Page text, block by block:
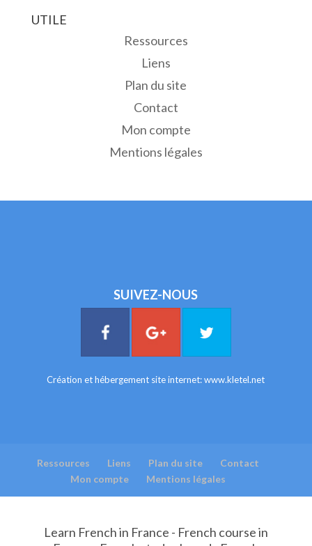
UTILE
Ressources
Liens
Plan du site
Contact
Mon compte
Mentions légales
SUIVEZ-NOUS
Création et hébergement site internet:www.kletel.net
Ressources Liens Plan du site
Contact
Mon compte
Mentions légales
Learn French in France - French course in